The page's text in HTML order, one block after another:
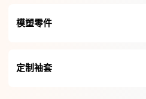
模塑零件
定制袖套